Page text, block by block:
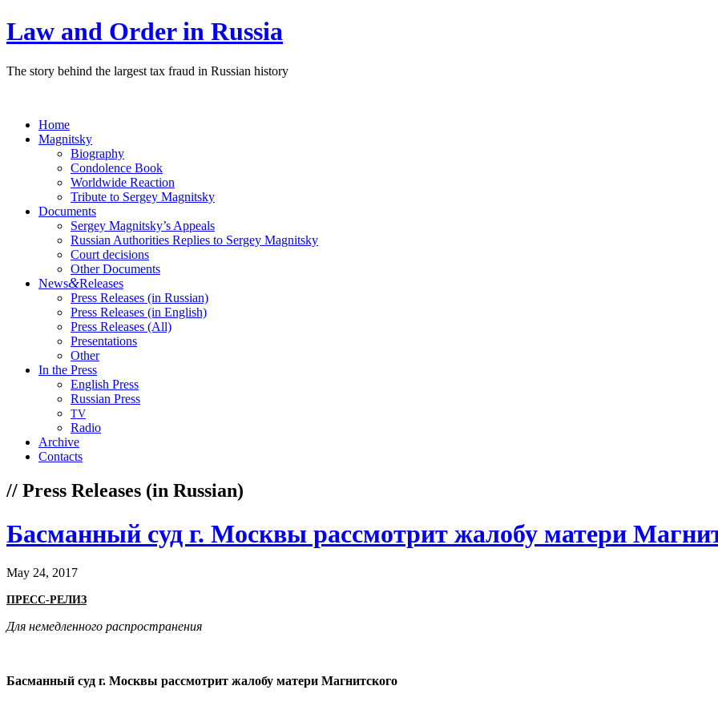
Law and Order in Russia
The story behind the largest tax fraud in Russian history
Home
Magnitsky
Biography
Condolence Book
Worldwide Reaction
Tribute to Sergey Magnitsky
Documents
Sergey Magnitsky’s Appeals
Russian Authorities Replies to Sergey Magnitsky
Court decisions
Other Documents
News&Releases
Press Releases (in Russian)
Press Releases (in English)
Press Releases (All)
Presentations
Other
In the Press
English Press
Russian Press
TV
Radio
Archive
Contacts
// Press Releases (in Russian)
Басманный суд г. Москвы рассмотрит жалобу матери
May 24, 2017
ПРЕСС-РЕЛИЗ
Для немедленного распространения
Басманный суд г. Москвы рассмотрит жалобу матери Магнитского